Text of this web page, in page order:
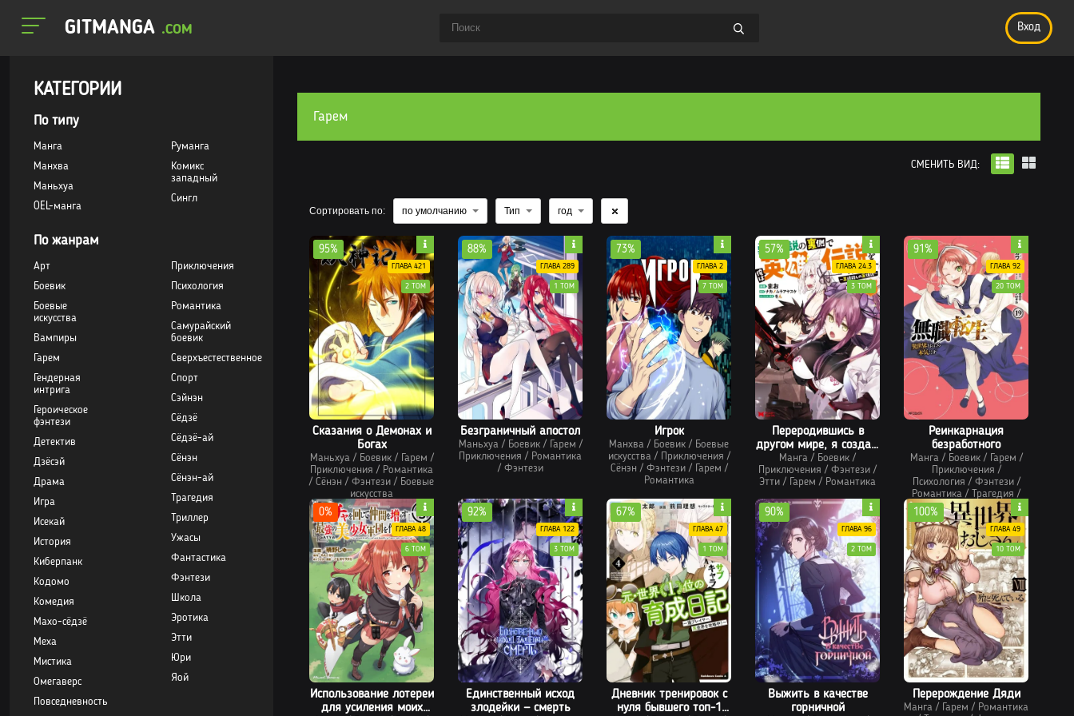
GITMANGA .COM Вход
Сортировать по: по умолчанию Тип год
Сказания о Демонах и
Богах
Маньхуа/ Боевик/ Гарем /
Приключения / Романтика
/ Сёнэн / Фэнтези / Боевые
искусства
95%
ГЛАВА 421
2 ТОМ
Безграничный апостол
Маньхуа/ Боевик/ Гарем /
Приключения / Романтика
/ Фэнтези
88%
ГЛАВА 289
1 ТОМ
Игрок
Манхва / Боевик / Боевые
искусства/ Приключения /
Сёнэн / Фэнтези/ Гарем /
Романтика
73%
ГЛАВА 2
7 ТОМ
Переродившись в
другом мире, я создам
легенду о сильнейшем
герое
Манга / Боевик /
Приключения / Фэнтези /
Этти / Гарем / Романтика
57%
ГЛАВА 24.3
3 ТОМ
Реинкарнация
безработного
Манга/ Боевик/ Гарем /
Приключения /
Психология / Фэнтези/
Романтика / Трагедия /
Этти/Боевые искусства
91%
ГЛАВА 92
20 ТОМ
Использование лотереи
для усиления моих
0%
ГЛАВА 48
6 ТОМ
Единственный исход
злодейки — смерть
92%
ГЛАВА 122
3 ТОМ
Дневник тренировок с
нуля бывшего топ-1
67%
ГЛАВА 47
1 ТОМ
Выжить в качестве
горничной
90%
ГЛАВА 96
2 ТОМ
Перерождение Дяди
Манга / Гарем / Романтика
100%
ГЛАВА 49
10 ТОМ
СМЕНИТЬ ВИД:
Гарем
КАТЕГОРИИ
По типу
Манга
Манхва
Маньхуа
OEL-манга
Руманга
Комикс
западный
Сингл
По жанрам
Арт
Боевик
Боевые
искусства
Вампиры
Гарем
Гендерная
интрига
Героическое
фэнтези
Детектив
Дзёсэй
Драма
Игра
Исекай
История
Киберпанк
Кодомо
Комедия
Махо-сёдзё
Меха
Мистика
Омегаверс
Повседневность
Приключения
Психология
Романтика
Самурайский
боевик
Сверхъестественное
Спорт
Сэйнэн
Сёдзё
Сёдзё-ай
Сёнэн
Сёнэн-ай
Трагедия
Триллер
Ужасы
Фантастика
Фэнтези
Школа
Эротика
Этти
Юри
Яой